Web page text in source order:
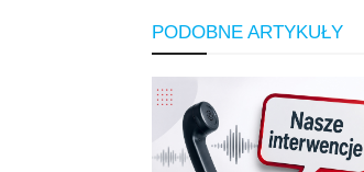
PODOBNE ARTYKUŁY